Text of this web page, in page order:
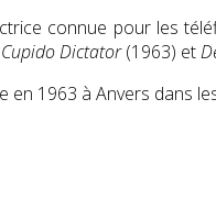
connue pour les
Cupido Dictator(1963) et
en 1963 à Anvers dans